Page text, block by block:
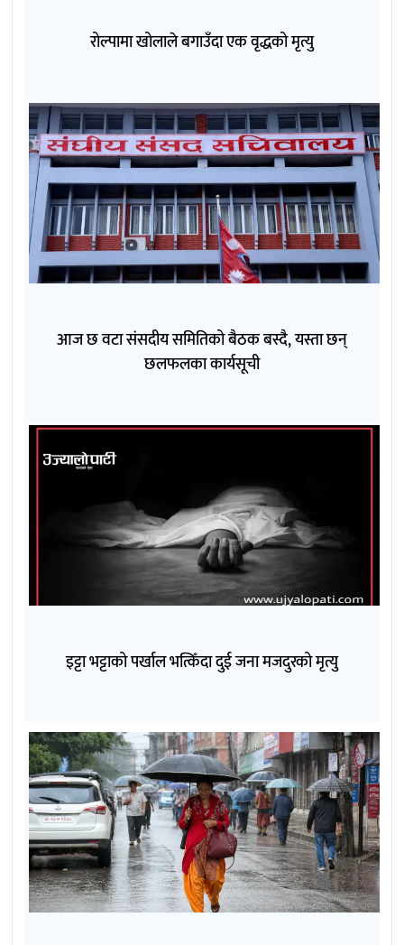
रोल्पामा खोलाले बगाउँदा एक वृद्धको मृत्यु
आज छ वटा संसदीय समितिको बैठक बस्दै, यस्ता छन्
छलफलका कार्यसूची
इट्टा भट्टाको पर्खाल भत्किँदा दुई जना मजदुरको मृत्यु